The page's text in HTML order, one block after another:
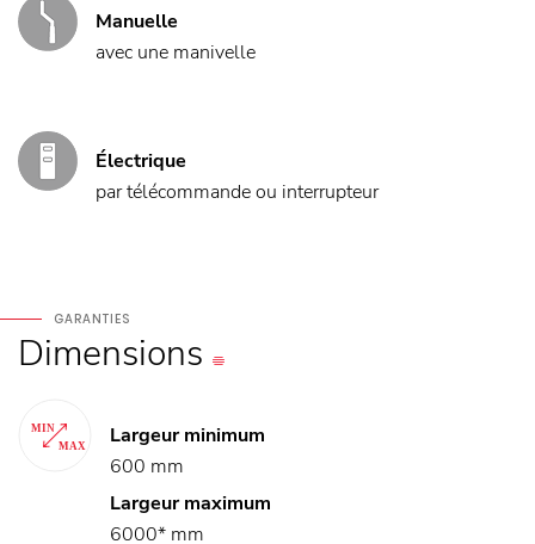
Manuelle
avec une manivelle
Électrique
par télécommande ou interrupteur
GARANTIES
Dimensions
Largeur minimum
600 mm
Largeur maximum
6000* mm